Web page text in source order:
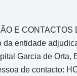
E
da entidade
Garcia de Orta,
de contacto: